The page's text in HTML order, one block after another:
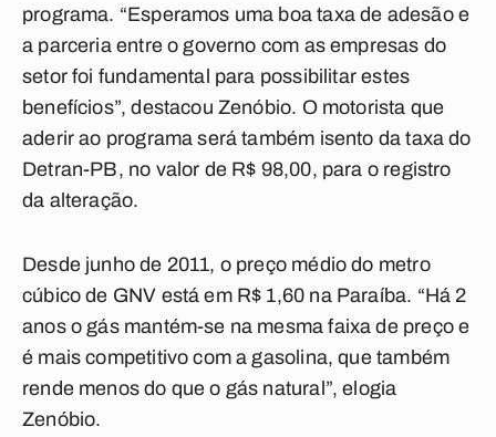
programa. “Esperamos uma boa taxa de adesão e
a parceria entre o governo com as empresas do
setor foi fundamental para possibilitar estes
benefícios”, destacou Zenóbio. O motorista que
aderir ao programa será também isento da taxa do
Detran-PB, no valor de R$ 98,00, para o registro
da alteração.
Desde junho de 2011, o preço médio do metro
cúbico de GNV está em R$ 1,60 na Paraíba. “Há 2
anos o gás mantém-se na mesma faixa de preço e
é mais competitivo com a gasolina, que também
rende menos do que o gás natural”, elogia
Zenóbio.